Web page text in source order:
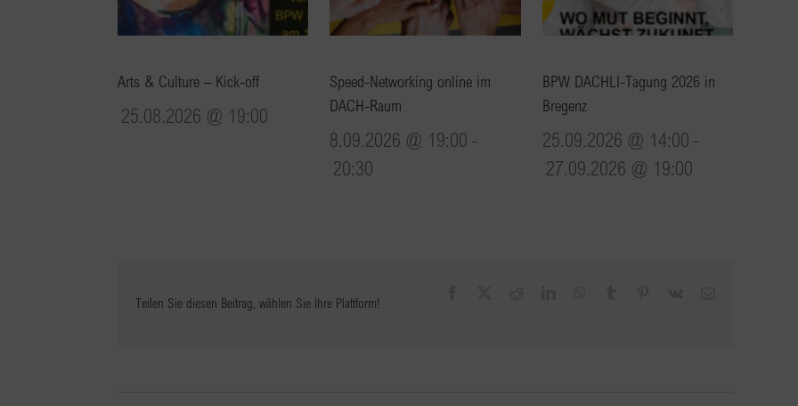
Arts & Culture – Kick-off
25.08.2026 @ 19:00
Speed-Networking online im
DACH-Raum
8.09.2026 @ 19:00 -
20:30
BPW DACHLI-Tagung 2026 in
Bregenz
25.09.2026 @ 14:00 -
27.09.2026 @ 19:00
Teilen Sie diesen Beitrag, wählen Sie Ihre Plattform!